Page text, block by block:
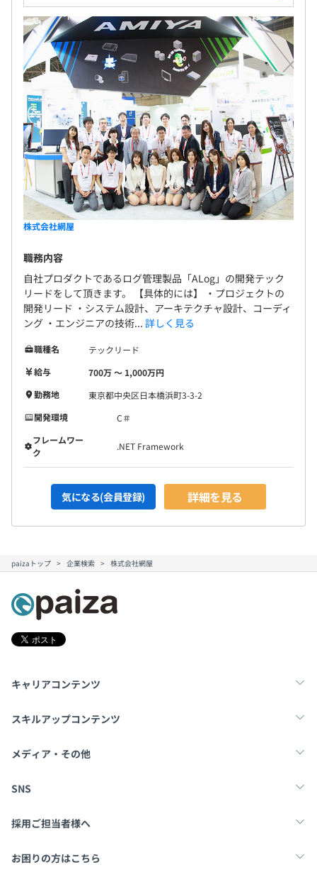
株式会社網屋
職務内容
自社プロダクトであるログ管理製品「ALog」の開発テック
リードをして頂きます。 【具体的には】 ・プロジェクトの
開発リード ・システム設計、アーキテクチャ設計、コーディ
ング ・エンジニアの技術... 詳しく見る
職種名
テックリード
給与
700万 〜 1,000万円
勤務地
東京都中央区日本橋浜町3-3-2
開発環境
C＃
フレームワー
ク
.NET Framework
気になる(会員登録) 詳細を見る
paizaトップ 企業検索 株式会社網屋
キャリアコンテンツ
転職・キャリア
スキルアップコンテンツ
学習
メディア・その他
Tech Team Journal
SNS
X
採用ご担当者様へ
採用・教育をお考えの企業様へ
お困りの方はこちら